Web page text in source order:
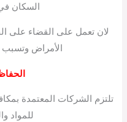
السكان
لان تعمل على القضاء على
الأمراض
تلتزم الشركات المعتمدة
للمواد